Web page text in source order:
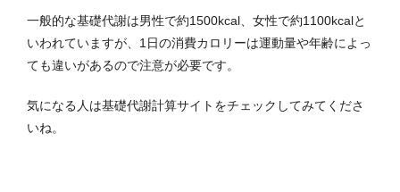
一般的な基礎代謝は男性で約1500kcal、女性で約1100kcalと
いわれていますが、1日の消費カロリーは運動量や年齢によっ
ても違いがあるので注意が必要です。
気になる人は基礎代謝計算サイトをチェックしてみてくださ
いね。